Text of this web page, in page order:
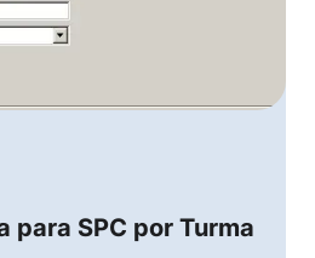
para SPC por Turma